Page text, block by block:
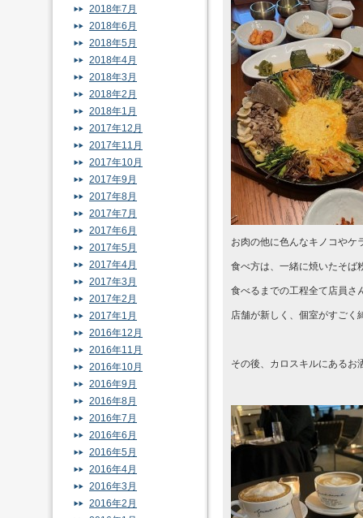
お肉の他に色んなキノコやケ
食べ方は、一緒に焼いたそば
食べるまでの工程全て店員さ
店舗が新しく、個室がすごく
その後、カロスキルにあるお
2018年7月
2018年6月
2018年5月
2018年4月
2018年3月
2018年2月
2018年1月
2017年12月
2017年11月
2017年10月
2017年9月
2017年8月
2017年7月
2017年6月
2017年5月
2017年4月
2017年3月
2017年2月
2017年1月
2016年12月
2016年11月
2016年10月
2016年9月
2016年8月
2016年7月
2016年6月
2016年5月
2016年4月
2016年3月
2016年2月